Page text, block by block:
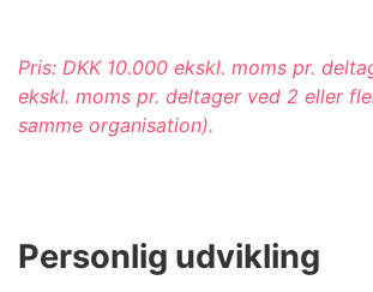
Pris: DKK 10.000 ekskl. moms pr.
ekskl. moms pr. deltager ved 2 eller
samme organisation).
Personlig udvikling